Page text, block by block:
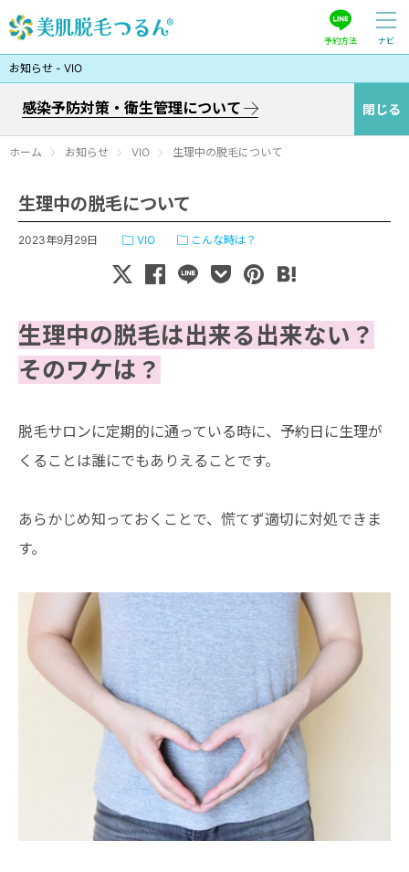
7つの特徴とお約束
メニュー
Q&A
お知らせ
美肌脱毛つるん®へのご予約はLINEで
ナビ
予約方法
感染予防対策・衛生管理について 閉じる
お知らせ - VIO
ホーム お知らせ VIO 生理中の脱毛について
生理中の脱毛について
2023年9月29日 VIO こんな時は？
生理中の脱毛は出来る出来ない？
そのワケは？
脱毛サロンに定期的に通っている時に、予約日に生理が
くることは誰にでもありえることです。
あらかじめ知っておくことで、慌てず適切に対処できま
す。